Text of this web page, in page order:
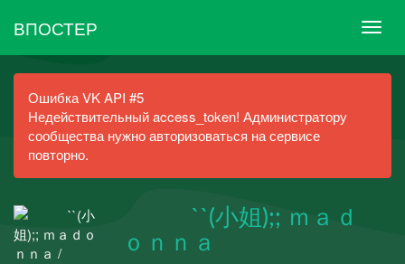
ВПОСТЕР
Ошибка VK API #5
Недействительный access_token! Администратору
сообщества нужно авторизоваться на сервисе
повторно.
⠀⠀⠀⠀``(小姐);; ｍａｄ
ｏｎｎａ